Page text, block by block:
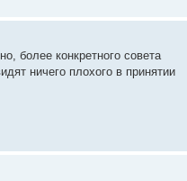
более конкретного совета
ничего плохого в принятии